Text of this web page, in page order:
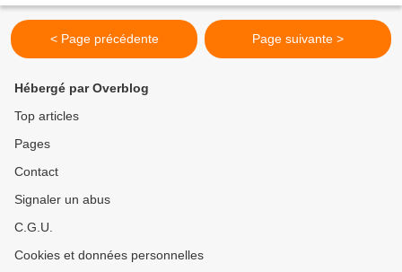
< Page précédente Page suivante >
Hébergé par Overblog
Top articles
Pages
Contact
Signaler un abus
C.G.U.
Cookies et données personnelles